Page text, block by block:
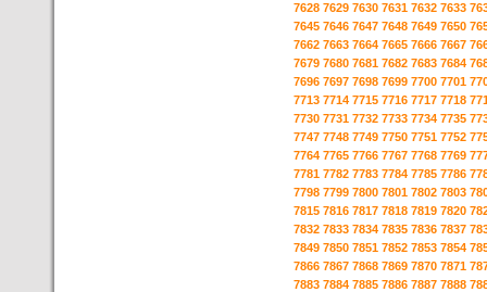
7628 7629 7630 7631 7632 7633
7645 7646 7647 7648 7649 7650
7662 7663 7664 7665 7666 7667
7679 7680 7681 7682 7683 7684
7696 7697 7698 7699 7700 7701
7713 7714 7715 7716 7717 7718
7730 7731 7732 7733 7734 7735
7747 7748 7749 7750 7751 7752
7764 7765 7766 7767 7768 7769
7781 7782 7783 7784 7785 7786
7798 7799 7800 7801 7802 7803
7815 7816 7817 7818 7819 7820
7832 7833 7834 7835 7836 7837
7849 7850 7851 7852 7853 7854
7866 7867 7868 7869 7870 7871
7883 7884 7885 7886 7887 7888